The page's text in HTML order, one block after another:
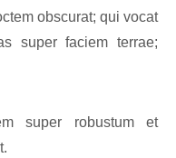
obscurat; qui vocat
super faciem terrae;
super robustum et